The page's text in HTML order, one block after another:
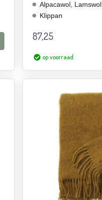
Alpacawol, Lamswol
Klippan
87,25
op voorraad